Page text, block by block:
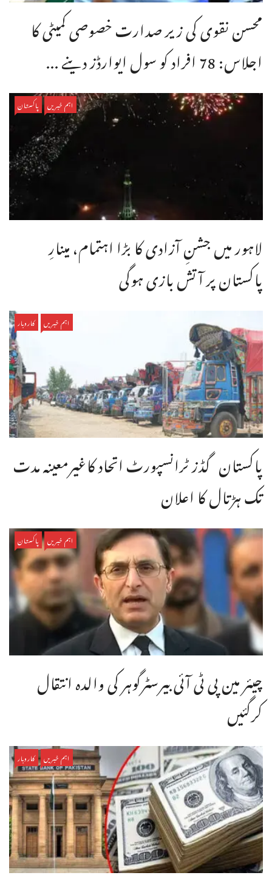
محسن نقوی کی زیر صدارت خصوصی کمیٹی کا
اجلاس: 78 افراد کو سول ایوارڈز دینے ...
اہم خبریں پاکستان
لاہور میں جشنِ آزادی کا بڑا اہتمام، مینارِ
پاکستان پر آتش بازی ہوگی
اہم خبریں کاروبار
پاکستان گڈز ٹرانسپورٹ اتحاد کاغیرمعینہ مدت
تک ہڑتال کا اعلان
اہم خبریں پاکستان
چیئر مین پی ٹی آئی بیرسٹرگوہر کی والدہ انتقال
کرگئیں
اہم خبریں کاروبار